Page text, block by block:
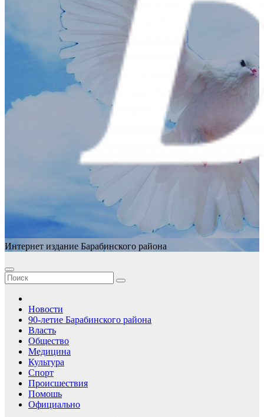
Интернет издание Барабинского района
Новости
90-летие Барабинского района
Власть
Общество
Медицина
Культура
Спорт
Происшествия
Помошь
Официально